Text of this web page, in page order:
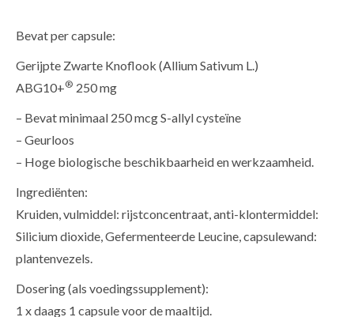
Bevat per capsule:
Gerijpte Zwarte Knoflook (Allium Sativum L.)
ABG10+® 250 mg
– Bevat minimaal 250 mcg S-allyl cysteïne
– Geurloos
– Hoge biologische beschikbaarheid en werkzaamheid.
Ingrediënten:
Kruiden, vulmiddel: rijstconcentraat, anti-klontermiddel:
Silicium dioxide, Gefermenteerde Leucine, capsulewand:
plantenvezels.
Dosering (als voedingssupplement):
1 x daags 1 capsule voor de maaltijd.